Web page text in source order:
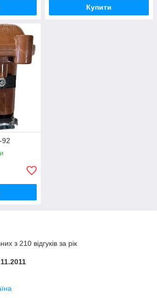
Купити
92
з 210 відгуків за рік